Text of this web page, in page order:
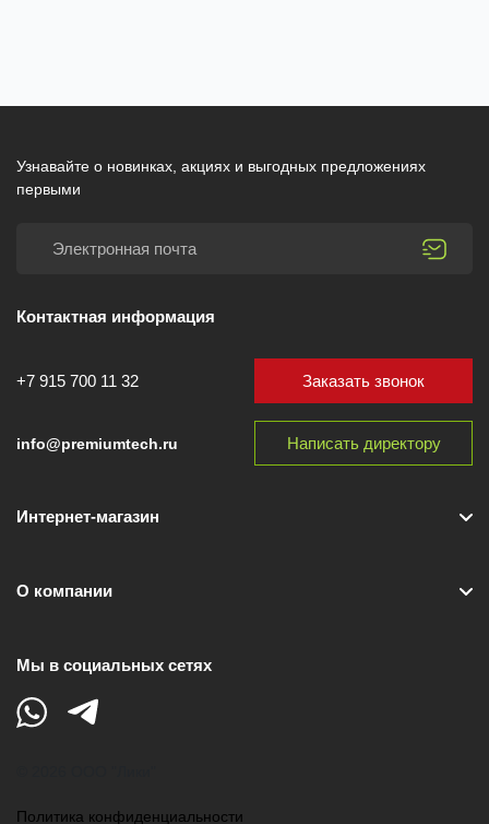
Узнавайте о новинках, акциях и выгодных предложениях
первыми
Контактная информация
+7 915 700 11 32
info@premiumtech.ru
Заказать звонок
Написать директору
Интернет-магазин
О компании
Мы в социальных сетях
Политика конфиденциальности